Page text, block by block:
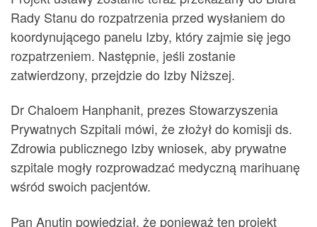
Rady Stanu do rozpatrzenia przed wysłaniem do
koordynującego panelu Izby, który zajmie się jego
rozpatrzeniem. Następnie, jeśli zostanie
zatwierdzony, przejdzie do Izby Niższej.
Dr Chaloem Hanphanit, prezes Stowarzyszenia
Prywatnych Szpitali mówi, że złożył do komisji ds.
Zdrowia publicznego Izby wniosek, aby prywatne
szpitale mogły rozprowadzać medyczną marihuanę
wśród swoich pacjentów.
Pan Anutin powiedział, że ponieważ ten projekt